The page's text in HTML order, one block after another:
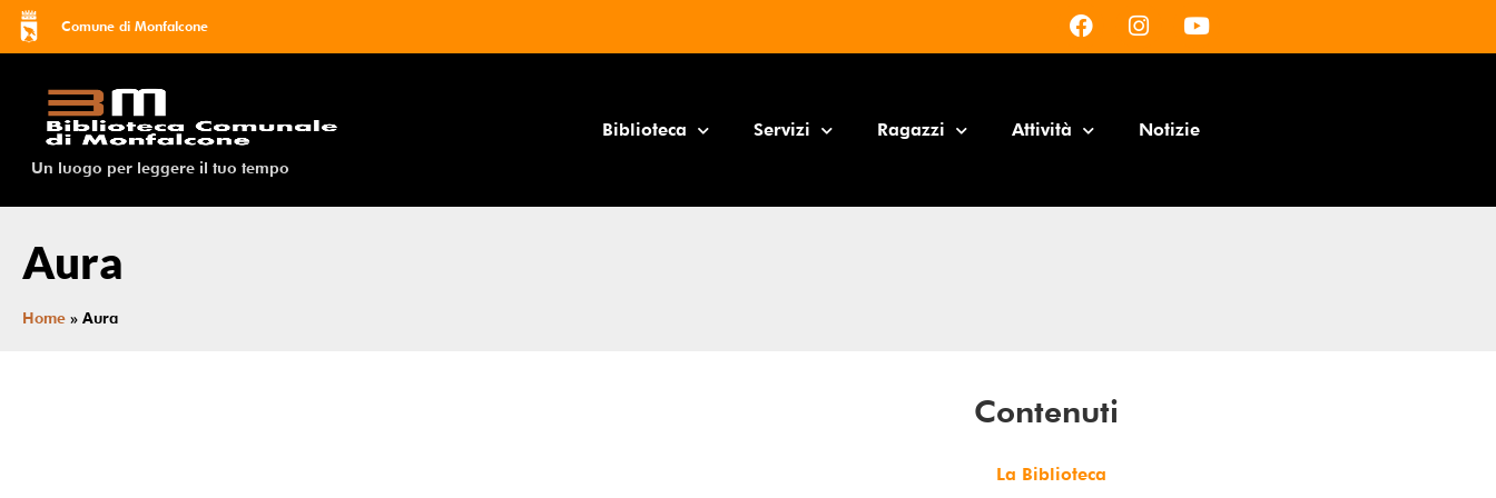
Comune di Monfalcone
Un luogo per leggere il tuo tempo
Biblioteca Servizi Ragazzi Attività Notizie
Aura
Home » Aura
Contenuti
La Biblioteca